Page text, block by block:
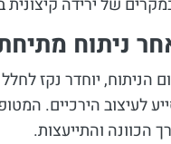
של ירידה
ניתוח
הניתוח, יוחדר נקז
לעיצוב הירכיים.
הכוונה והתייעצות.